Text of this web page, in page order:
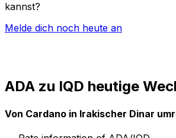
kannst?
Melde dich noch heute an
ADA zu IQD heutige
Von Cardano in Irakischer Dinar